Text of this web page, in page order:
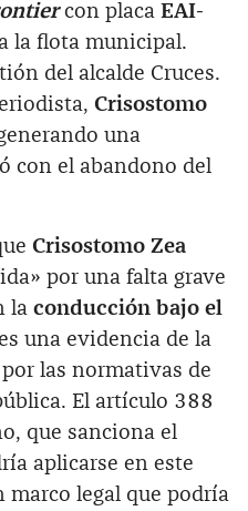
con placa EAI-
la flota municipal.
del alcalde Cruces.
Crisostomo
una
con el abandono del
Crisostomo Zea
por una falta grave
la conducción bajo el
una evidencia de la
las normativas de
El artículo 388
que sanciona el
aplicarse en este
legal que podría